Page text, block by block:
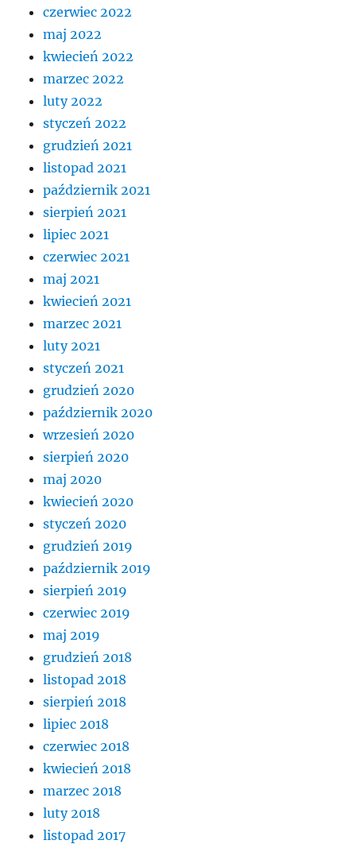
czerwiec 2022
maj 2022
kwiecień 2022
marzec 2022
luty 2022
styczeń 2022
grudzień 2021
listopad 2021
październik 2021
sierpień 2021
lipiec 2021
czerwiec 2021
maj 2021
kwiecień 2021
marzec 2021
luty 2021
styczeń 2021
grudzień 2020
październik 2020
wrzesień 2020
sierpień 2020
maj 2020
kwiecień 2020
styczeń 2020
grudzień 2019
październik 2019
sierpień 2019
czerwiec 2019
maj 2019
grudzień 2018
listopad 2018
sierpień 2018
lipiec 2018
czerwiec 2018
kwiecień 2018
marzec 2018
luty 2018
listopad 2017